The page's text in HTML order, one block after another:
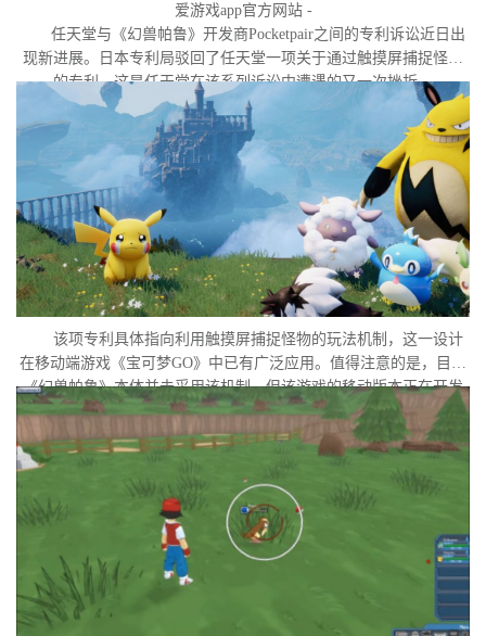
爱游戏app官方网站 -
任天堂与《幻兽帕鲁》开发商Pocketpair之间的专利诉讼近日出
现新进展。日本专利局驳回了任天堂一项关于通过触摸屏捕捉怪物
的专利，这是任天堂在该系列诉讼中遭遇的又一次挫折。
该项专利具体指向利用触摸屏捕捉怪物的玩法机制，这一设计
在移动端游戏《宝可梦GO》中已有广泛应用。值得注意的是，目前
《幻兽帕鲁》本体并未采用该机制，但该游戏的移动版本正在开发
中。外界普遍认为，这很可能是任天堂在当前时间点针对此项专利
发起诉讼的直接原因。